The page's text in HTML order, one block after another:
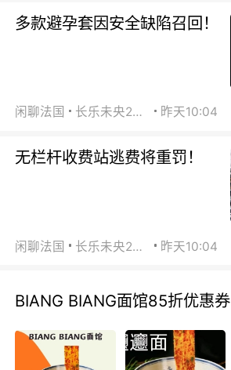
多款避孕套因安全缺陷召回！
闲聊法国 长乐未央2015 昨天10:04
无栏杆收费站逃费将重罚！
闲聊法国 长乐未央2015 昨天10:04
BIANG BIANG面馆85折优惠券